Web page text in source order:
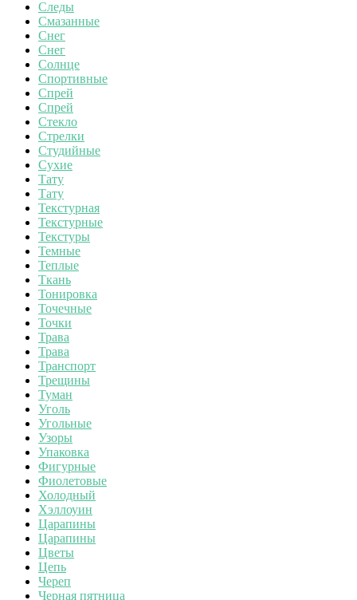
Следы
Смазанные
Снег
Снег
Солнце
Спортивные
Спрей
Спрей
Стекло
Стрелки
Студийные
Сухие
Тату
Тату
Текстурная
Текстурные
Текстуры
Темные
Теплые
Ткань
Тонировка
Точечные
Точки
Трава
Трава
Транспорт
Трещины
Туман
Уголь
Угольные
Узоры
Упаковка
Фигурные
Фиолетовые
Холодный
Хэллоуин
Царапины
Царапины
Цветы
Цепь
Череп
Черная пятница